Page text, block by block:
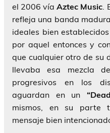
el 2006 víaAztec Music.
refleja una banda
ideales bien
por aquel entonces y
que cualquier otro de su
llevaba esa mezcla
progresivos en los
aguardan en un
mismos, en su parte
mensaje bien